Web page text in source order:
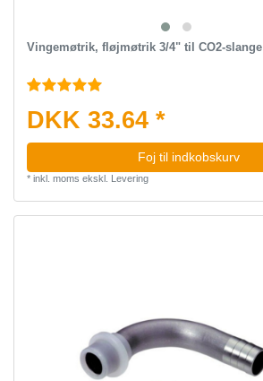
Vingemøtrik, fløjmøtrik 3/4" til CO2-slange
DKK 33.64 *
Foj til indkobskurv
* inkl. moms ekskl. Levering